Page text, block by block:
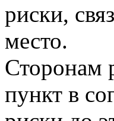
риски,
место.
Сторонам
пункт в